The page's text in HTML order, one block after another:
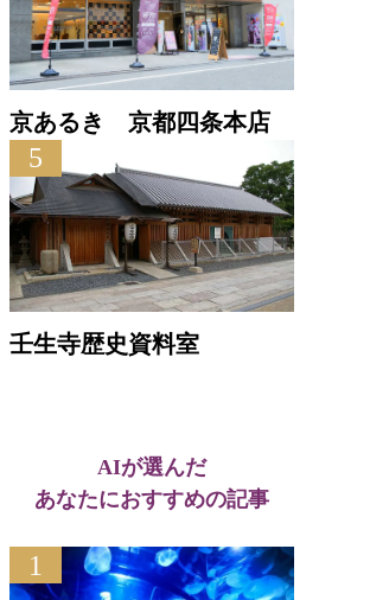
京あるき 京都四条本店
5
壬生寺歴史資料室
AIが選んだ
あなたにおすすめの記事
1